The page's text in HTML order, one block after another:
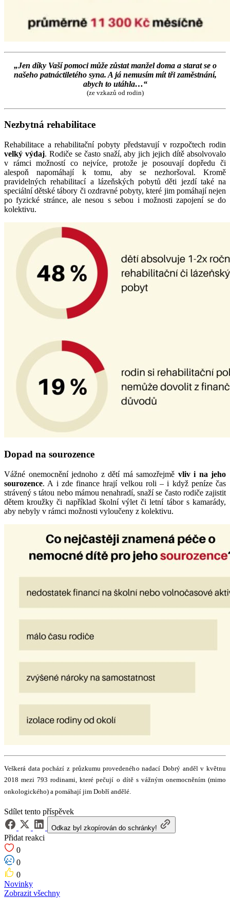
„Jen díky Vaší pomoci může zůstat manžel doma a starat se o
našeho patnáctiletého syna. A já nemusím mít tři zaměstnání,
abych to utáhla…“
(ze vzkazů od rodin)
Nezbytná rehabilitace
Rehabilitace a rehabilitační pobyty představují v rozpočtech rodin
velký výdaj. Rodiče se často snaží, aby jich jejich dítě absolvovalo
v rámci možností co nejvíce, protože je posouvají dopředu či
alespoň napomáhají k tomu, aby se nezhoršoval. Kromě
pravidelných rehabilitací a lázeňských pobytů děti jezdí také na
speciální dětské tábory či ozdravné pobyty, které jim pomáhají nejen
po fyzické stránce, ale nesou s sebou i možnosti zapojení se do
kolektivu.
Dopad na sourozence
Vážné onemocnění jednoho z dětí má samozřejmě vliv i na jeho
sourozence. A i zde finance hrají velkou roli – i když peníze čas
strávený s tátou nebo mámou nenahradí, snaží se často rodiče zajistit
dětem kroužky či například školní výlet či letní tábor s kamarády,
aby nebyly v rámci možnosti vyloučeny z kolektivu.
Veškerá data pochází z průzkumu provedeného nadací Dobrý anděl v květnu
2018 mezi 793 rodinami, které pečují o dítě s vážným onemocněním (mimo
onkologického) a pomáhají jim Dobří andělé.
Sdílet tento příspěvek
Odkaz byl zkopírován do schránky!
Přidat reakci
0
0
0
Novinky
Zobrazit všechny